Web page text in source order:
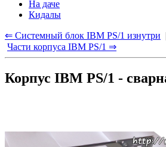
На даче
Кидалы
⇐ Системный блок IBM PS/1 изнутри
Части корпуса IBM PS/1 ⇒
Корпус IBM PS/1 -